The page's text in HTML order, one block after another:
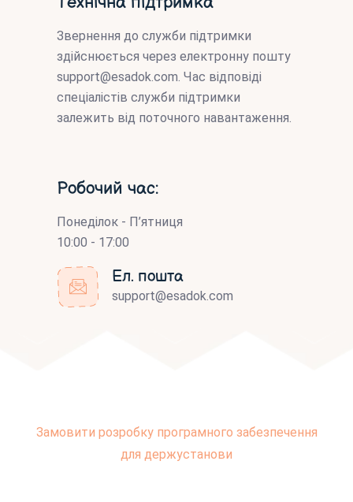
Звернення до служби підтримки
здійснюється через електронну пошту
support@esadok.com. Час відповіді
спеціалістів служби підтримки
залежить від поточного навантаження.
Робочий час:
Понеділок - П’ятниця
10:00 - 17:00
Ел. пошта
support@esadok.com
Замовити розробку програмного забезпечення
для держустанови